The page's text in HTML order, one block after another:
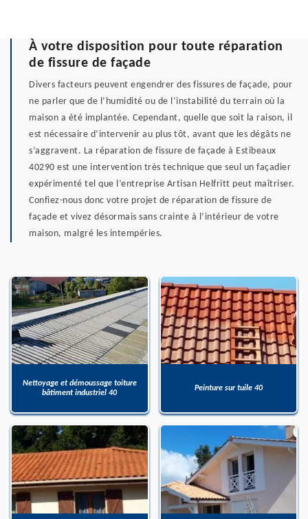
À votre disposition pour toute réparation
de fissure de façade
Divers facteurs peuvent engendrer des fissures de façade, pour
ne parler que de l’humidité ou de l’instabilité du terrain où la
maison a été implantée. Cependant, quelle que soit la raison, il
est nécessaire d’intervenir au plus tôt, avant que les dégâts ne
s’aggravent. La réparation de fissure de façade à Estibeaux
40290 est une intervention très technique que seul un façadier
expérimenté tel que l’entreprise Artisan Helfritt peut maîtriser.
Confiez-nous donc votre projet de réparation de fissure de
façade et vivez désormais sans crainte à l’intérieur de votre
maison, malgré les intempéries.
Nettoyage et démoussage toiture
bâtiment industriel 40
Peinture sur tuile 40